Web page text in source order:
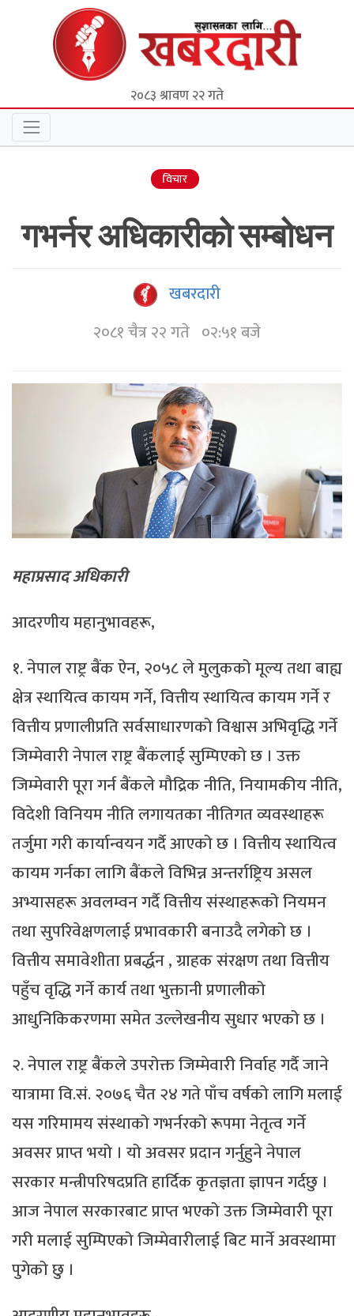
२०८३ श्रावण २२ गते
विचार
गभर्नर अधिकारीको सम्बोधन
खबरदारी
२०८१ चैत्र २२ गते ०२:५१ बजे
महाप्रसाद अधिकारी
आदरणीय महानुभावहरू,
१. नेपाल राष्ट्र बैंक ऐन, २०५८ ले मुलुकको मूल्य तथा बाह्य
क्षेत्र स्थायित्व कायम गर्ने, वित्तीय स्थायित्व कायम गर्ने र
वित्तीय प्रणालीप्रति सर्वसाधारणको विश्वास अभिवृद्धि गर्ने
जिम्मेवारी नेपाल राष्ट्र बैंकलाई सुम्पिएको छ । उक्त
जिम्मेवारी पूरा गर्न बैंकले मौद्रिक नीति, नियामकीय नीति,
विदेशी विनियम नीति लगायतका नीतिगत व्यवस्थाहरू
तर्जुमा गरी कार्यान्वयन गर्दै आएको छ । वित्तीय स्थायित्व
कायम गर्नका लागि बैंकले विभिन्न अन्तर्राष्ट्रिय असल
अभ्यासहरू अवलम्वन गर्दै वित्तीय संस्थाहरूको नियमन
तथा सुपरिवेक्षणलाई प्रभावकारी बनाउदै लगेको छ ।
वित्तीय समावेशीता प्रबर्द्धन , ग्राहक संरक्षण तथा वित्तीय
पहुँच वृद्धि गर्ने कार्य तथा भुक्तानी प्रणालीको
आधुनिकिकरणमा समेत उल्लेखनीय सुधार भएको छ ।
२. नेपाल राष्ट्र बैंकले उपरोक्त जिम्मेवारी निर्वाह गर्दै जाने
यात्रामा वि.सं. २०७६ चैत २४ गते पाँच वर्षको लागि मलाई
यस गरिमामय संस्थाको गभर्नरको रूपमा नेतृत्व गर्ने
अवसर प्राप्त भयो । यो अवसर प्रदान गर्नुहुने नेपाल
सरकार मन्त्रीपरिषदप्रति हार्दिक कृतज्ञता ज्ञापन गर्दछु ।
आज नेपाल सरकारबाट प्राप्त भएको उक्त जिम्मेवारी पूरा
गरी मलाई सुम्पिएको जिम्मेवारीलाई बिट मार्ने अवस्थामा
पुगेको छु ।